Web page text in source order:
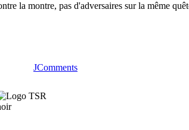
la montre, pas d'adversaires sur la même
JComments